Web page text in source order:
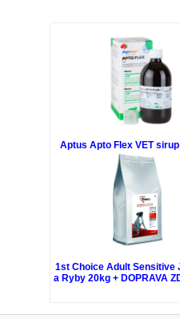
Aptus Apto Flex VET
1st Choice Adult Sensitive
a Ryby 20kg + DOPRAVA